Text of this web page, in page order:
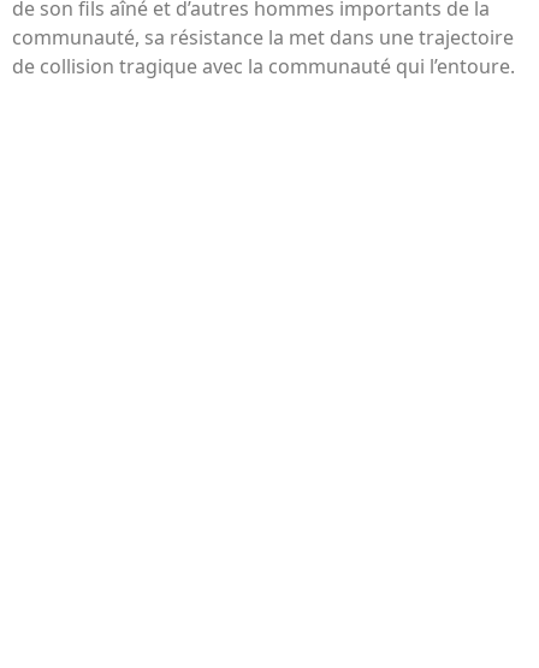
de son fils aîné et d’autres hommes importants de la
communauté, sa résistance la met dans une trajectoire
de collision tragique avec la communauté qui l’entoure.